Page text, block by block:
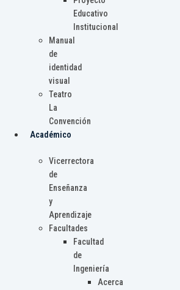
Educativo
Institucional
Manual
de
identidad
visual
Teatro
La
Convención
Académico
Vicerrectora
de
Enseñanza
y
Aprendizaje
Facultades
Facultad
de
Ingeniería
Acerca